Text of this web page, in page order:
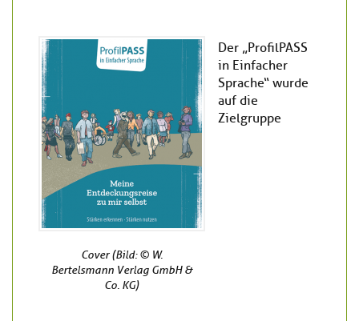
Cover (Bild: © W.
Bertelsmann Verlag GmbH &
Co. KG)
Der „ProfilPASS
in Einfacher
Sprache“ wurde
auf die
Zielgruppe